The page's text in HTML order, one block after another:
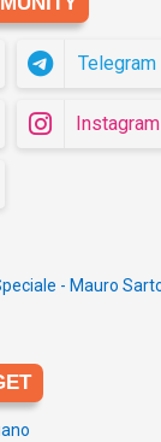
Telegram
Instagram